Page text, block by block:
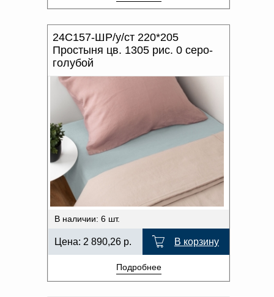
24С157-ШР/у/ст 220*205
Простыня цв. 1305 рис. 0 серо-
голубой
В наличии: 6 шт.
Цена: 2 890,26 р. В корзину
Подробнее